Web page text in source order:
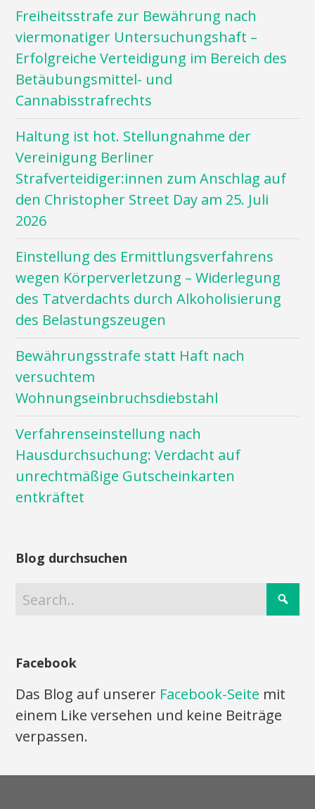
Freiheitsstrafe zur Bewährung nach
viermonatiger Untersuchungshaft –
Erfolgreiche Verteidigung im Bereich des
Betäubungsmittel- und
Cannabisstrafrechts
Haltung ist hot. Stellungnahme der
Vereinigung Berliner
Strafverteidiger:innen zum Anschlag auf
den Christopher Street Day am 25. Juli
2026
Einstellung des Ermittlungsverfahrens
wegen Körperverletzung – Widerlegung
des Tatverdachts durch Alkoholisierung
des Belastungszeugen
Bewährungsstrafe statt Haft nach
versuchtem
Wohnungseinbruchsdiebstahl
Verfahrenseinstellung nach
Hausdurchsuchung: Verdacht auf
unrechtmäßige Gutscheinkarten
entkräftet
Blog durchsuchen
Facebook
Das Blog auf unserer Facebook-Seite mit
einem Like versehen und keine Beiträge
verpassen.